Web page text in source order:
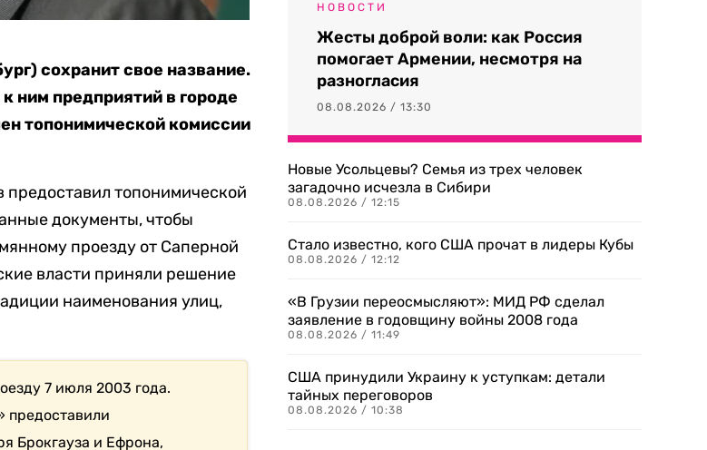
сохранит свое название.
ним предприятий в городе
топонимической комиссии
предоставил топонимической
документы, чтобы
проезду от Саперной
власти приняли решение
наименования улиц,
7 июля 2003 года.
предоставили
Брокгауза и Ефрона,
НОВОСТИ
Жесты доброй воли: как Россия
помогает Армении, несмотря на
разногласия
08.08.2026 / 13:30
Новые Усольцевы? Семья из трех человек
загадочно исчезла в Сибири
08.08.2026 / 12:15
Стало известно, кого США прочат в лидеры Кубы
08.08.2026 / 12:12
«В Грузии переосмысляют»: МИД РФ сделал
заявление в годовщину войны 2008 года
08.08.2026 / 11:49
США принудили Украину к уступкам: детали
тайных переговоров
08.08.2026 / 10:38